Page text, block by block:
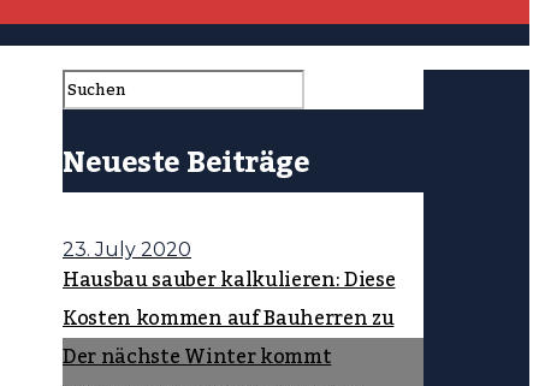
Neueste Beiträge
23. July 2020
Hausbau sauber kalkulieren: Diese
Kosten kommen auf Bauherren zu
Der nächste Winter kommt